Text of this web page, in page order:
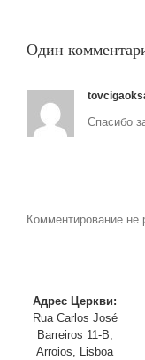
Один
Спасибо
Комментирование не
Адрес Церкви:
Rua Carlos José
Barreiros 11-B,
Arroios, Lisboa